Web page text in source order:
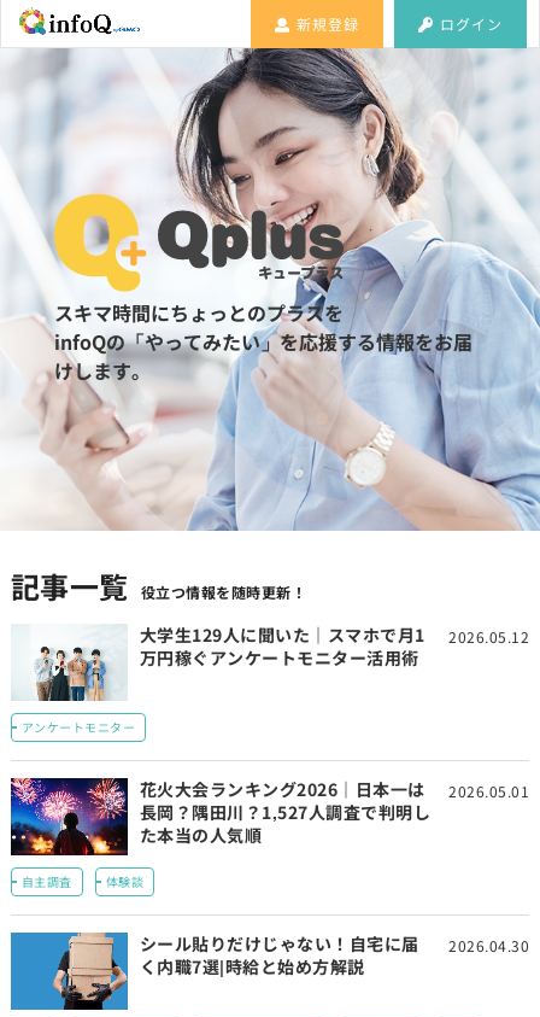
新規登録 ログイン
スキマ時間にちょっとのプラスを
infoQの「やってみたい」を応援する情報をお届
けします。
記事一覧 役立つ情報を随時更新！
大学生129人に聞いた｜スマホで月1
万円稼ぐアンケートモニター活用術
2026.05.12
アンケートモニター
花火大会ランキング2026｜日本一は
長岡？隅田川？1,527人調査で判明し
た本当の人気順
2026.05.01
自主調査 体験談
シール貼りだけじゃない！自宅に届
く内職7選|時給と始め方解説
2026.04.30